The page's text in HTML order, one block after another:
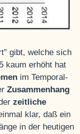
gibt, welche sich
kaum erhöht hat
im Temporal-
Zusammenhang
zeitliche
klar, daß ein
in der heutigen